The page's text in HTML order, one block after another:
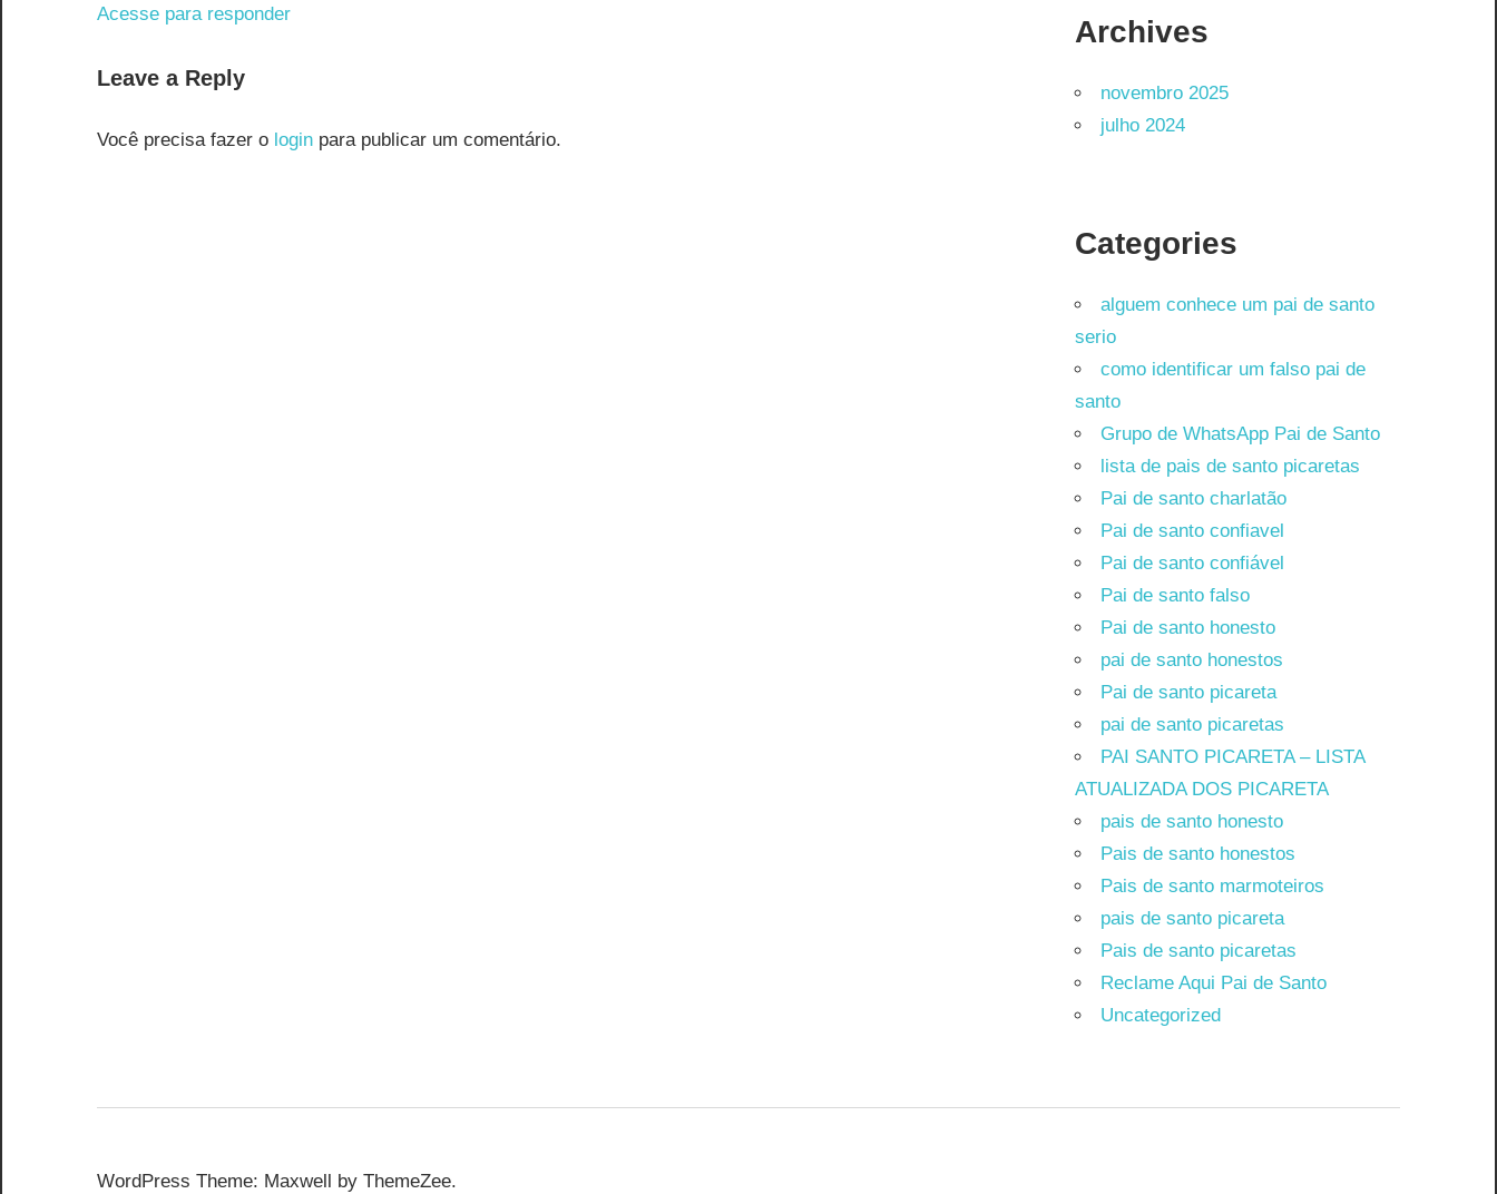
Acesse para responder
Leave a Reply
Você precisa fazer o login para publicar um comentário.
Archives
novembro 2025
julho 2024
Categories
alguem conhece um pai de santo
serio
como identificar um falso pai de
santo
Grupo de WhatsApp Pai de Santo
lista de pais de santo picaretas
Pai de santo charlatão
Pai de santo confiavel
Pai de santo confiável
Pai de santo falso
Pai de santo honesto
pai de santo honestos
Pai de santo picareta
pai de santo picaretas
PAI SANTO PICARETA – LISTA
ATUALIZADA DOS PICARETA
pais de santo honesto
Pais de santo honestos
Pais de santo marmoteiros
pais de santo picareta
Pais de santo picaretas
Reclame Aqui Pai de Santo
Uncategorized
WordPress Theme: Maxwell by ThemeZee.